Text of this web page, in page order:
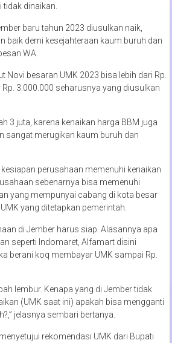
dinaikan.
baru tahun 2023 diusulkan naik,
baik demi kesejahteraan kaum buruh dan
WA.
Novi besaran UMK 2023 bisa lebih dari Rp.
3.000.000 seharusnya yang diusulkan
3 juta, karena kenaikan harga BBM juga
sangat merugikan kaum buruh dan
perusahaan memenuhi kenaikan
sebenarnya bisa memenuhi
yang mempunyai cabang di kota besar
yang ditetapkan pemerintah.
di Jember harus siap. Alasannya apa
seperti Indomaret, Alfamart disini
berani koq membayar UMK sampai Rp.
lembur. Kenapa yang di Jember tidak
(UMK saat ini) apakah bisa mengganti
jelasnya sembari bertanya.
rekomendasi UMK dari Bupati